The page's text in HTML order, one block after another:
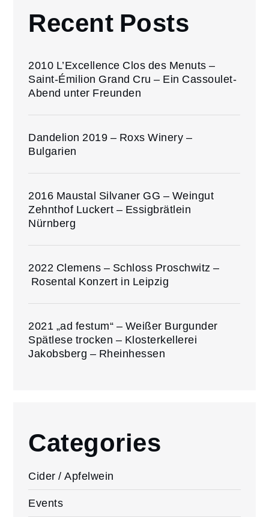
Recent Posts
2010 L’Excellence Clos des Menuts –
Saint-Émilion Grand Cru – Ein Cassoulet-
Abend unter Freunden
Dandelion 2019 – Roxs Winery –
Bulgarien
2016 Maustal Silvaner GG – Weingut
Zehnthof Luckert – Essigbrätlein
Nürnberg
2022 Clemens – Schloss Proschwitz –
Rosental Konzert in Leipzig
2021 „ad festum“ – Weißer Burgunder
Spätlese trocken – Klosterkellerei
Jakobsberg – Rheinhessen
Categories
Cider / Apfelwein
Events